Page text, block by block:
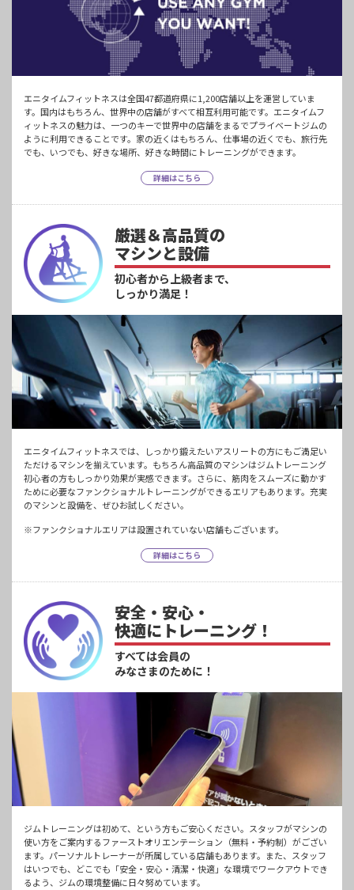
エニタイムフィットネスは全国47都道府県に1,200店舗以上を運営していま
す。国内はもちろん、世界中の店舗がすべて相互利用可能です。エニタイムフ
ィットネスの魅力は、一つのキーで世界中の店舗をまるでプライベートジムの
ように利用できることです。家の近くはもちろん、仕事場の近くでも、旅行先
でも、いつでも、好きな場所、好きな時間にトレーニングができます。
詳細はこちら
厳選＆高品質の
マシンと設備
初心者から上級者まで、
しっかり満足！
エニタイムフィットネスでは、しっかり鍛えたいアスリートの方にもご満足い
ただけるマシンを揃えています。もちろん高品質のマシンはジムトレーニング
初心者の方もしっかり効果が実感できます。さらに、筋肉をスムーズに動かす
ために必要なファンクショナルトレーニングができるエリアもあります。充実
のマシンと設備を、ぜひお試しください。
※ファンクショナルエリアは設置されていない店舗もございます。
詳細はこちら
安全・安心・
快適にトレーニング！
すべては会員の
みなさまのために！
ジムトレーニングは初めて、という方もご安心ください。スタッフがマシンの
使い方をご案内するファーストオリエンテーション（無料・予約制）がござい
ます。パーソナルトレーナーが所属している店舗もあります。また、スタッフ
はいつでも、どこでも「安全・安心・清潔・快適」な環境でワークアウトでき
るよう、ジムの環境整備に日々努めています。